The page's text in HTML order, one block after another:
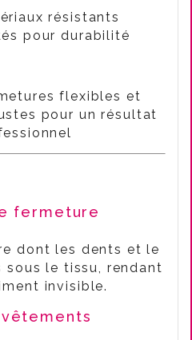
résistants
pour durabilité
flexibles et
pour un résultat
fermeture
dont les dents et le
le tissu, rendant
invisible.